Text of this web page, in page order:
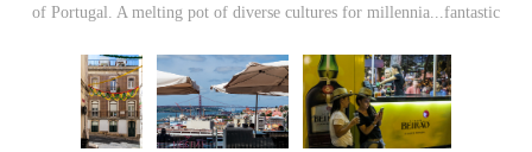
of Portugal. A melting pot of diverse cultures for millennia...fantastic